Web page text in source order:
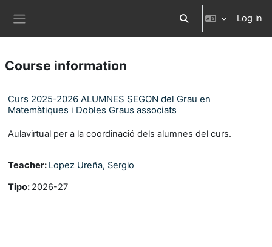
Toggle search input
Log in
Course information
Curs 2025-2026 ALUMNES SEGON del Grau en
Matemàtiques i Dobles Graus associats
Aulavirtual per a la coordinació dels alumnes del curs.
Teacher: Lopez Ureña, Sergio
Tipo: 2026-27